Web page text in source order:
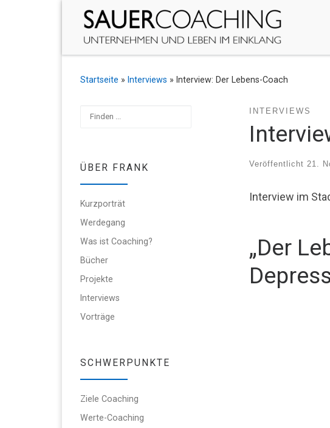
Zum Inhalt springen
Startseite » Interviews » Interview: Der Lebens-Coach
INTERVIEWS
Veröffentlicht 21.
Interview im
„Der
ÜBER FRANK
Kurzporträt
Werdegang
Was ist Coaching?
Bücher
Projekte
Interviews
Vorträge
SCHWERPUNKTE
Ziele Coaching
Werte-Coaching